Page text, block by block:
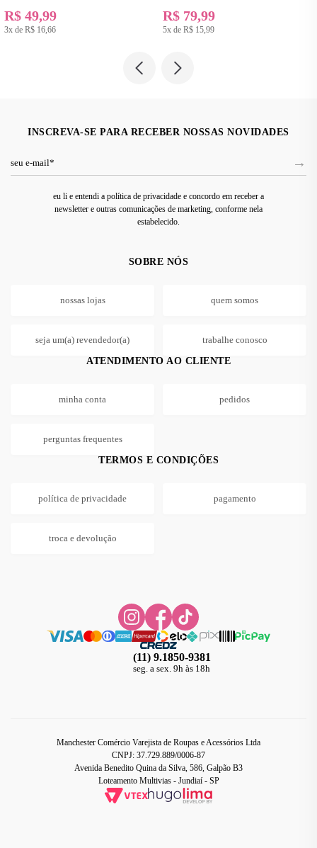
R$ 49,99
3x de R$ 16,66
R$ 79,99
5x de R$ 15,99
INSCREVA-SE PARA RECEBER NOSSAS NOVIDADES
eu li e entendi a política de privacidade e concordo em receber a
newsletter e outras comunicações de marketing, conforme nela
estabelecido.
SOBRE NÓS
nossas lojas quem somos
seja um(a) revendedor(a) trabalhe conosco
ATENDIMENTO AO CLIENTE
minha conta pedidos
perguntas frequentes
TERMOS E CONDIÇÕES
política de privacidade pagamento
troca e devolução
(11) 9.1850-9381
seg. a sex. 9h às 18h
Manchester Comércio Varejista de Roupas e Acessórios Ltda
CNPJ: 37.729.889/0006-87
Avenida Benedito Quina da Silva, 586, Galpão B3
Loteamento Multivias - Jundiaí - SP